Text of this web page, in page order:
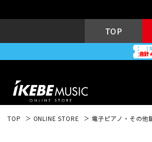
TOP
TOP ONLINE STORE 電子ピアノ・その他